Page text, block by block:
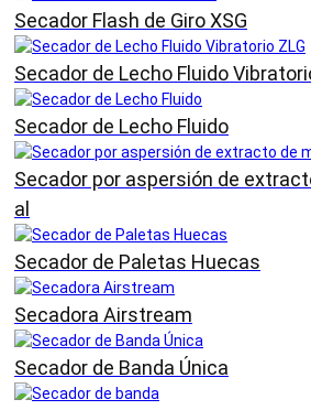
Secador Flash de Giro XSG
Secador de Lecho Fluido
Secador de Lecho Fluido
Secador por aspersión de
al
Secador de Paletas Huecas
Secadora Airstream
Secador de Banda Única